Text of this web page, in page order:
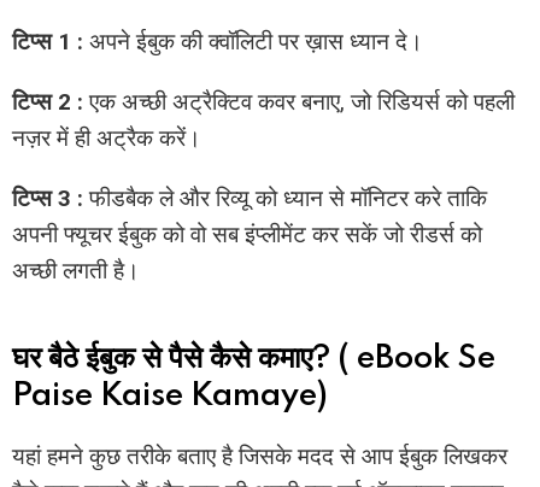
टिप्स 1 : अपने ईबुक की क्वॉलिटी पर ख़ास ध्यान दे।
टिप्स 2 :एक अच्छी अट्रैक्टिव कवर बनाए, जो रिडियर्स को पहली
नज़र में ही अट्रैक करें।
टिप्स 3 : फीडबैक ले और रिव्यू को ध्यान से मॉनिटर करे ताकि
अपनी फ्यूचर ईबुक को वो सब इंप्लीमेंट कर सकें जो रीडर्स को
अच्छी लगती है।
घर बैठे ईबुक से पैसे कैसे कमाए? ( eBook Se
Paise Kaise Kamaye)
यहां हमने कुछ तरीके बताए है जिसके मदद से आप ईबुक लिखकर